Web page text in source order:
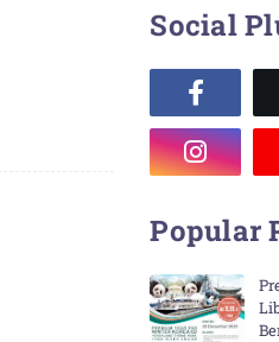
Social
Popular